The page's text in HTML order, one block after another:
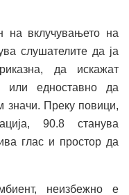
на вклучувањето на
слушателите да ја
да искажат
или едноставно да
значи. Преку повици,
90.8 станува
глас и простор да
неизбежно е